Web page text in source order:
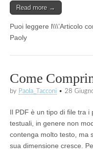
Read more →
Puoi leggere l\\\’Articolo
Paoly
Come
by Paola_Tacconi • 28
Il PDF è un tipo di file tra
testuali, in genere non
contenga molto testo, ma
sua dimensione cresce.